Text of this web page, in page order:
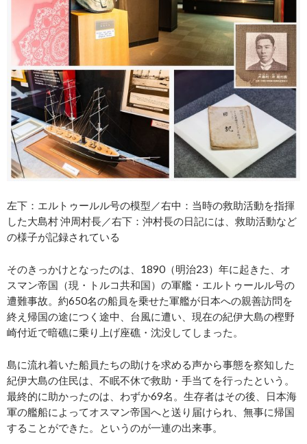
左下：エルトゥールル号の模型／右中：当時の救助活動を指揮
した大島村 沖周村長／右下：沖村長の日記には、救助活動など
の様子が記録されている
そのきっかけとなったのは、1890（明治23）年に起きた、オ
スマン帝国（現・トルコ共和国）の軍艦・エルトゥールル号の
遭難事故。約650名の船員を乗せた軍艦が日本への親善訪問を
終え帰国の途につく途中、台風に遭い、現在の紀伊大島の樫野
崎付近で暗礁に乗り上げ座礁・沈没してしまった。
島に流れ着いた船員たちの助けを求める声から事態を察知した
紀伊大島の住民は、不眠不休で救助・手当てを行ったという。
最終的に助かったのは、わずか69名。生存者はその後、日本海
軍の艦船によってオスマン帝国へと送り届けられ、無事に帰国
することができた。というのが一連の出来事。